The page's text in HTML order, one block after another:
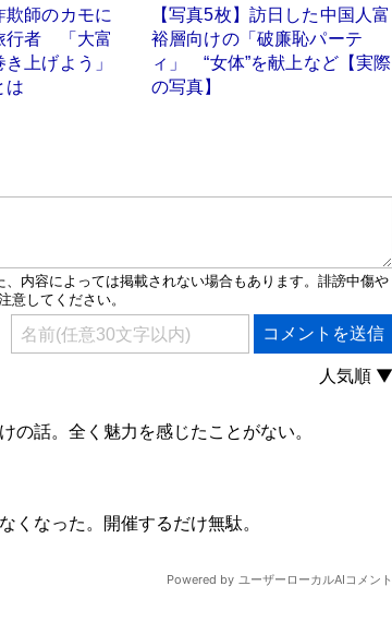
欺師のカモに
行者 「大富
上げよう」
は
【写真5枚】訪日した中国人富
裕層向けの「破廉恥パーテ
ィ」 “女体”を献上など【実際
の写真】